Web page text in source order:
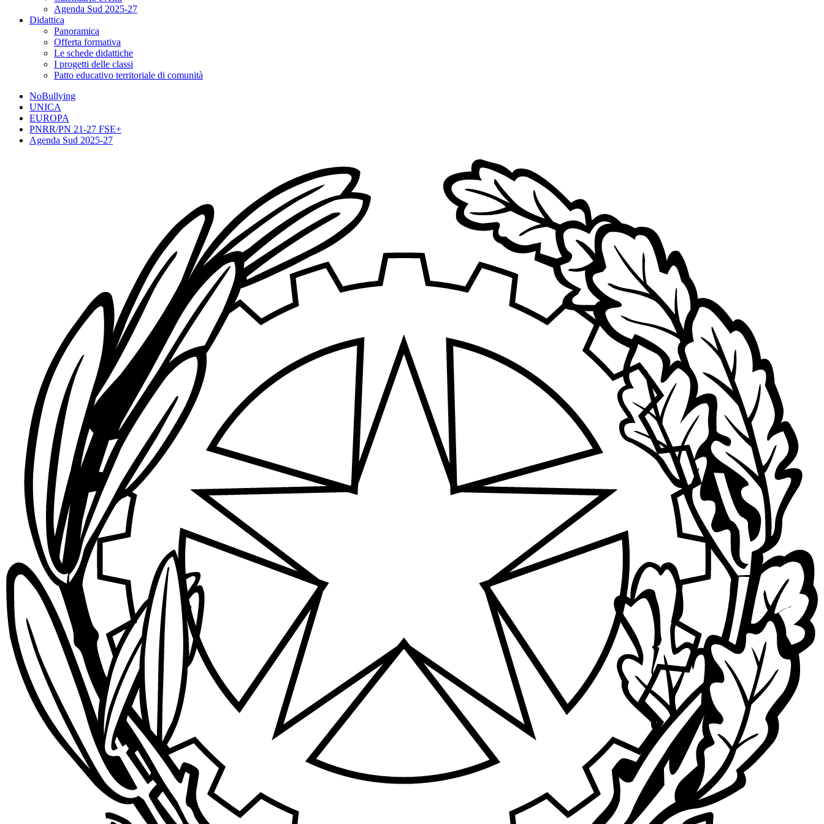
Agenda Sud 2025-27
Didattica
Panoramica
Offerta formativa
Le schede didattiche
I progetti delle classi
Patto educativo territoriale di comunità
NoBullying
UNICA
EUROPA
PNRR/PN 21-27 FSE+
Agenda Sud 2025-27